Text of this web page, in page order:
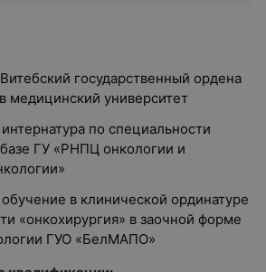
государственный ордена
медицинский университет
по специальности
ГУ «РНПЦ онкологии и
в клинической ординатуре
«онкохирургия» в заочной форме
ГУО «БелМАПО»